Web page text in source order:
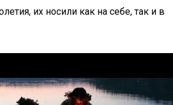
их носили как на себе, так и в